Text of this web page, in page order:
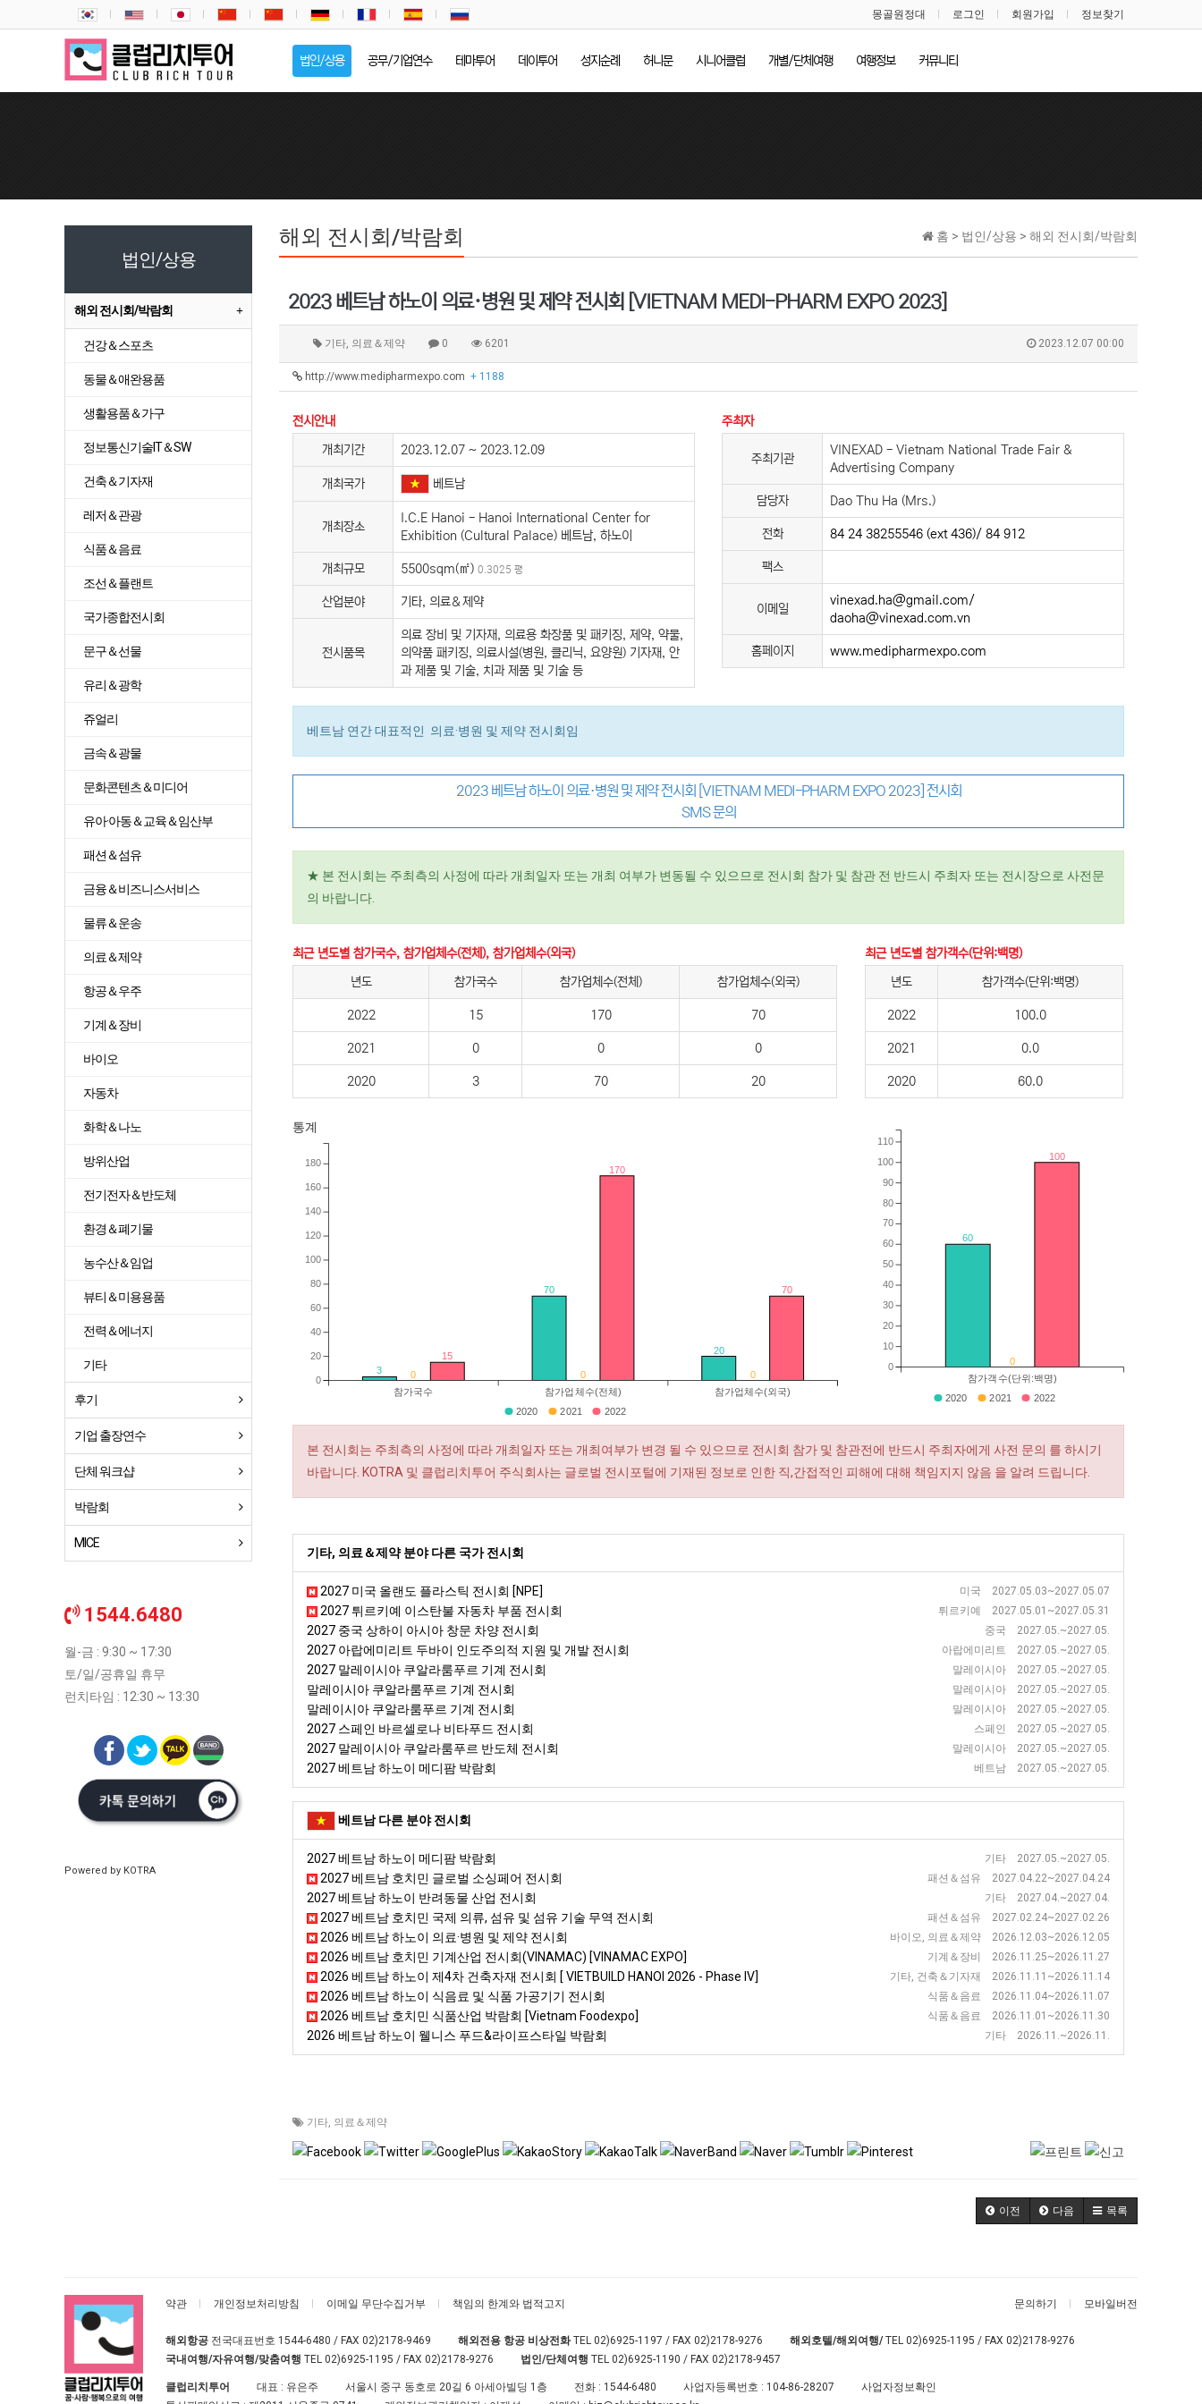
몽골원정대 로그인 회원가입 정보찾기
법인/상용 공무/기업연수 테마투어 데이투어 성지순례 허니문 시니어클럽 개별/단체여행 여행정보 커뮤니티
홈 > 법인/상용 > 해외 전시회/박람회
해외 전시회/박람회
2023 베트남 하노이 의료·병원 및 제약 전시회 [VIETNAM MEDI-PHARM EXPO 2023]
기타, 의료＆제약 0 6201 2023.12.07 00:00
http://www.medipharmexpo.com + 1188
전시안내
개최기간
2023.12.07 ~ 2023.12.09
개최국가 베트남
개최장소
I.C.E Hanoi - Hanoi International Center for
Exhibition (Cultural Palace) 베트남, 하노이
개최규모 5500sqm(㎡) 0.3025 평
산업분야 기타, 의료＆제약
전시품목
의료 장비 및 기자재, 의료용 화장품 및 패키징, 제약, 약물,
의약품 패키징, 의료시설(병원, 클리닉, 요양원) 기자재, 안
과 제품 및 기술, 치과 제품 및 기술 등
주최자
주최기관
VINEXAD - Vietnam National Trade Fair &
Advertising Company
담당자 Dao Thu Ha (Mrs.)
전화 84 24 38255546 (ext 436)/ 84 912
팩스
이메일
vinexad.ha@gmail.com/
daoha@vinexad.com.vn
홈페이지 www.medipharmexpo.com
베트남 연간 대표적인 의료·병원 및 제약 전시회임
2023 베트남 하노이 의료·병원 및 제약 전시회 [VIETNAM MEDI-PHARM EXPO 2023] 전시회
SMS 문의
★ 본 전시회는 주최측의 사정에 따라 개최일자 또는 개최 여부가 변동될 수 있으므로 전시회 참가 및 참관 전 반드시 주최자 또는 전시장으로 사전문
의 바랍니다.
최근 년도별 참가국수, 참가업체수(전체), 참가업체수(외국)
년도
참가국수 참가업체수(전체) 참가업체수(외국)
2022 15 170 70
2021 0 0 0
2020 3 70 20
최근 년도별 참가객수(단위:백명)
년도
참가객수(단위:백명)
2022 100.0
2021 0.0
2020 60.0
통계
3
70
20
0 0 0
15
170
70
참가국수 참가업체수(전체) 참가업체수(외국)
0
20
40
60
80
100
120
140
160
180
2020 2021 2022
60
0
100
참가객수(단위:백명)
0
10
20
30
40
50
60
70
80
90
100
110
2020 2021 2022
본 전시회는 주최측의 사정에 따라 개최일자 또는 개최여부가 변경 될 수 있으므로 전시회 참가 및 참관전에 반드시 주최자에게 사전 문의 를 하시기
바랍니다. KOTRA 및 클럽리치투어 주식회사는 글로벌 전시포털에 기재된 정보로 인한 직,간접적인 피해에 대해 책임지지 않음 을 알려 드립니다.
기타, 의료＆제약 분야 다른 국가 전시회
미국 2027.05.03~2027.05.07
2027 미국 올랜도 플라스틱 전시회 [NPE]
튀르키예 2027.05.01~2027.05.31
2027 튀르키예 이스탄불 자동차 부품 전시회
중국 2027.05.~2027.05.
2027 중국 상하이 아시아 창문 차양 전시회
아랍에미리트 2027.05.~2027.05.
2027 아랍에미리트 두바이 인도주의적 지원 및 개발 전시회
말레이시아 2027.05.~2027.05.
2027 말레이시아 쿠알라룸푸르 기계 전시회
말레이시아 2027.05.~2027.05.
말레이시아 쿠알라룸푸르 기계 전시회
말레이시아 2027.05.~2027.05.
말레이시아 쿠알라룸푸르 기계 전시회
스페인 2027.05.~2027.05.
2027 스페인 바르셀로나 비타푸드 전시회
말레이시아 2027.05.~2027.05.
2027 말레이시아 쿠알라룸푸르 반도체 전시회
베트남 2027.05.~2027.05.
2027 베트남 하노이 메디팜 박람회
베트남 다른 분야 전시회
기타 2027.05.~2027.05.
2027 베트남 하노이 메디팜 박람회
패션＆섬유 2027.04.22~2027.04.24
2027 베트남 호치민 글로벌 소싱페어 전시회
기타 2027.04.~2027.04.
2027 베트남 하노이 반려동물 산업 전시회
패션＆섬유 2027.02.24~2027.02.26
2027 베트남 호치민 국제 의류, 섬유 및 섬유 기술 무역 전시회
바이오, 의료＆제약 2026.12.03~2026.12.05
2026 베트남 하노이 의료·병원 및 제약 전시회
기계＆장비 2026.11.25~2026.11.27
2026 베트남 호치민 기계산업 전시회(VINAMAC) [VINAMAC EXPO]
기타, 건축＆기자재 2026.11.11~2026.11.14
2026 베트남 하노이 제4차 건축자재 전시회 [ VIETBUILD HANOI 2026 - Phase IV]
식품＆음료 2026.11.04~2026.11.07
2026 베트남 하노이 식음료 및 식품 가공기기 전시회
식품＆음료 2026.11.01~2026.11.30
2026 베트남 호치민 식품산업 박람회 [Vietnam Foodexpo]
기타 2026.11.~2026.11.
2026 베트남 하노이 웰니스 푸드&라이프스타일 박람회
기타, 의료＆제약
이전 다음 목록
법인/상용
해외 전시회/박람회
건강＆스포츠
동물＆애완용품
생활용품＆가구
정보통신기술IT＆SW
건축＆기자재
레저＆관광
식품＆음료
조선＆플랜트
국가종합전시회
문구＆선물
유리＆광학
쥬얼리
금속＆광물
문화콘텐츠＆미디어
유아·아동＆교육＆임산부
패션＆섬유
금융＆비즈니스서비스
물류＆운송
의료＆제약
항공＆우주
기계＆장비
바이오
자동차
화학＆나노
방위산업
전기전자＆반도체
환경＆폐기물
농수산＆임업
뷰티＆미용용품
전력＆에너지
기타
후기
기업 출장연수
단체 워크샵
박람회
MICE
1544.6480
월-금 : 9:30 ~ 17:30
토/일/공휴일 휴무
런치타임 : 12:30 ~ 13:30
Powered by KOTRA
약관 개인정보처리방침 이메일 무단수집거부 책임의 한계와 법적고지 문의하기 모바일버전
해외항공전국대표번호 1544-6480 / FAX 02)2178-9469 해외전용 항공 비상전화TEL 02)6925-1197 / FAX 02)2178-9276 해외호텔/해외여행/TEL 02)6925-1195 / FAX 02)2178-9276
국내여행/자유여행/맞춤여행 TEL 02)6925-1195 / FAX 02)2178-9276 법인/단체여행 TEL 02)6925-1190 / FAX 02)2178-9457
클럽리치투어 대표 : 유은주 서울시 중구 동호로 20길 6 아세아빌딩 1층 전화 : 1544-6480 사업자등록번호 : 104-86-28207
사업자정보확인